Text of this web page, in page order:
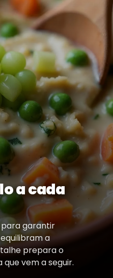
a cada
para garantir
a
prepara o
vem a seguir.